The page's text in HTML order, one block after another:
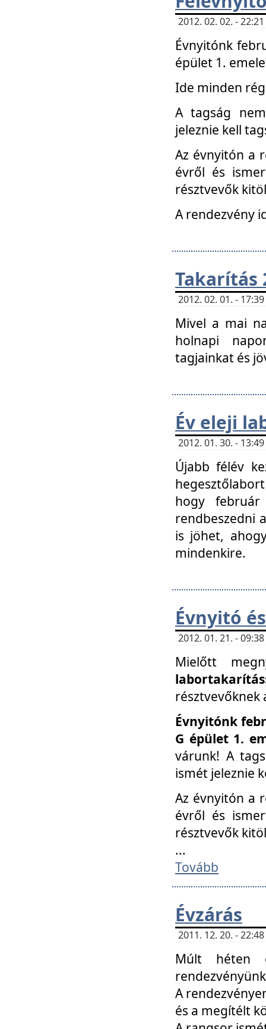
2012. 02. 02. -
Évnyitónk
épület 1.
Ide minden
A tagság
jeleznie kell
Az évnyitón a
évről és
résztvevők
A rendezvény
Takarítás
2012. 02. 01. -
Mivel a mai
holnapi
tagjainkat és
Év eleji
2012. 01. 30. -
Újabb félév
hogy
rendbeszedni
is jöhet,
mindenkire.
Évnyitó
2012. 01. 21. -
Mielőtt
labortakarítás
résztvevőknek
Évnyitónk
G épület 1.
várunk! A
ismét jeleznie
Az évnyitón a
évről és
résztvevők
...
Tovább
Évzárás
2011. 12. 20. -
Múlt héten
A
és a megítélt